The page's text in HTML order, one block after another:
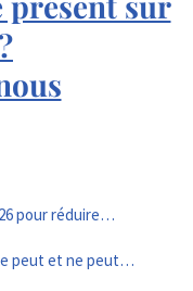
pour réduire…
peut et ne peut…